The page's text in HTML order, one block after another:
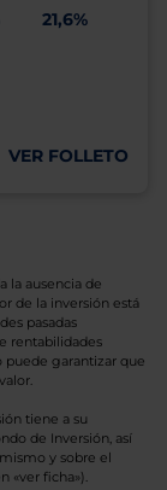
21,6%
VER FOLLETO
la ausencia de
de la inversión está
pasadas
rentabilidades
puede garantizar que
tiene a su
de Inversión, así
y sobre el
«ver ficha»).